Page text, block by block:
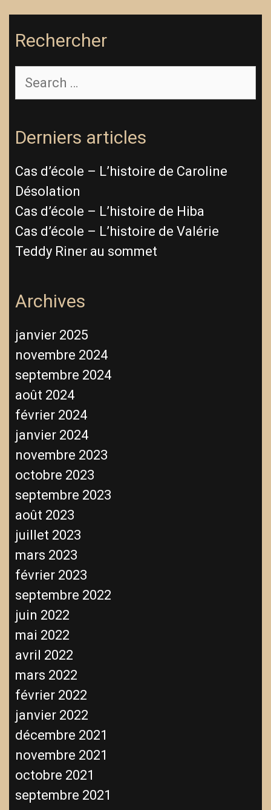
Rechercher
Derniers articles
Cas d’école – L’histoire de Caroline
Désolation
Cas d’école – L’histoire de Hiba
Cas d’école – L’histoire de Valérie
Teddy Riner au sommet
Archives
janvier 2025
novembre 2024
septembre 2024
août 2024
février 2024
janvier 2024
novembre 2023
octobre 2023
septembre 2023
août 2023
juillet 2023
mars 2023
février 2023
septembre 2022
juin 2022
mai 2022
avril 2022
mars 2022
février 2022
janvier 2022
décembre 2021
novembre 2021
octobre 2021
septembre 2021